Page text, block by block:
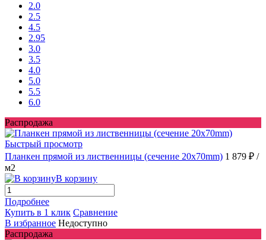
2.0
2.5
4.5
2.95
3.0
3.5
4.0
5.0
5.5
6.0
Распродажа
Быстрый просмотр
Планкен прямой из лиственницы (сечение 20х70mm) 1 879 ₽ /
м2
В корзину
Подробнее
Купить в 1 клик Сравнение
В избранное Недоступно
Распродажа